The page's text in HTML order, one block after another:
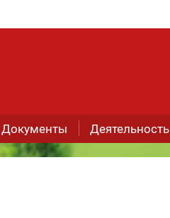
Документы Деятельность